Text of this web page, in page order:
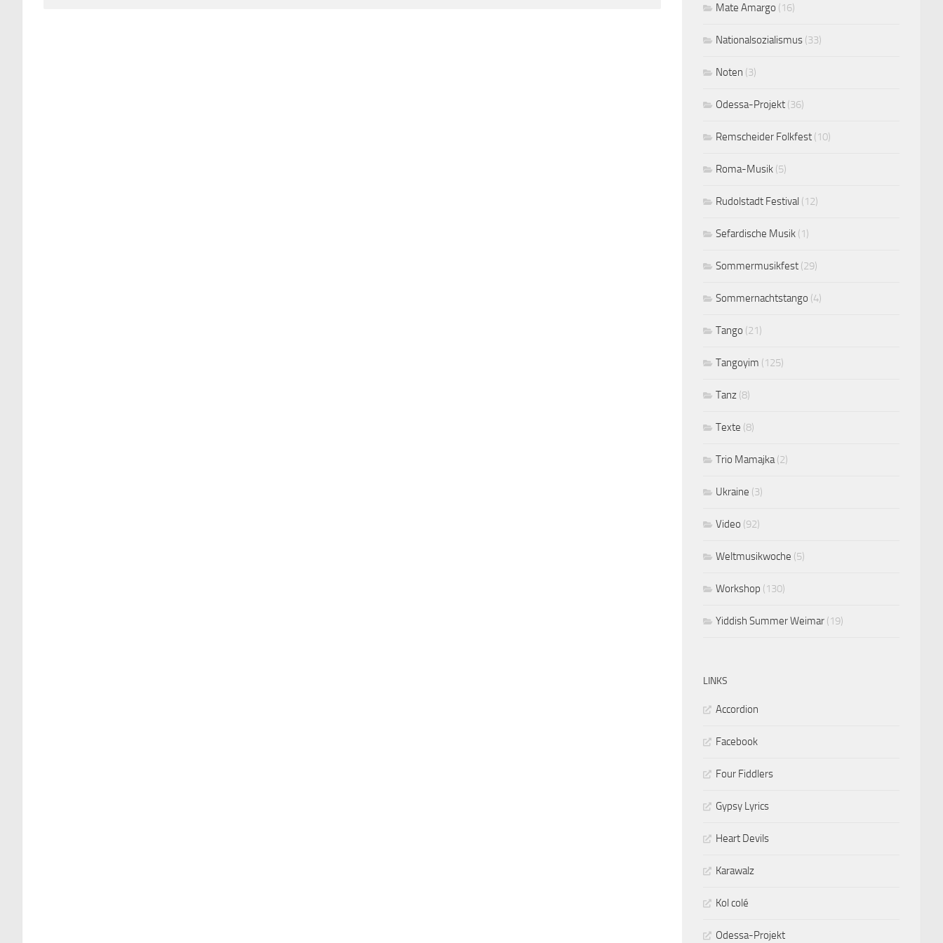
Mate Amargo (16)
Nationalsozialismus (33)
Noten (3)
Odessa-Projekt (36)
Remscheider Folkfest (10)
Roma-Musik (5)
Rudolstadt Festival (12)
Sefardische Musik (1)
Sommermusikfest (29)
Sommernachtstango (4)
Tango (21)
Tangoyim (125)
Tanz (8)
Texte (8)
Trio Mamajka(2)
Ukraine (3)
Video (92)
Weltmusikwoche (5)
Workshop (130)
Yiddish Summer Weimar (19)
LINKS
Accordion
Facebook
Four Fiddlers
Gypsy Lyrics
Heart Devils
Karawalz
Kol colé
Odessa-Projekt